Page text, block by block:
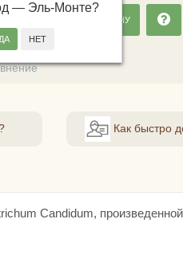
— Эль-Монте?
ДОБАВИТЬ В КОРЗИНУ
Как быстро
Candidum,